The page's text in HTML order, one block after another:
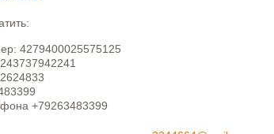
4279400025575125
+79263483399